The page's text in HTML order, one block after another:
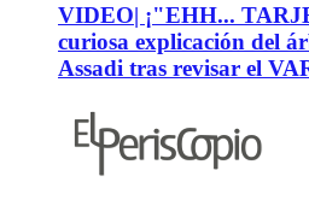
VIDEO| ¡"EHH...
curiosa explicación del
Assadi tras revisar el